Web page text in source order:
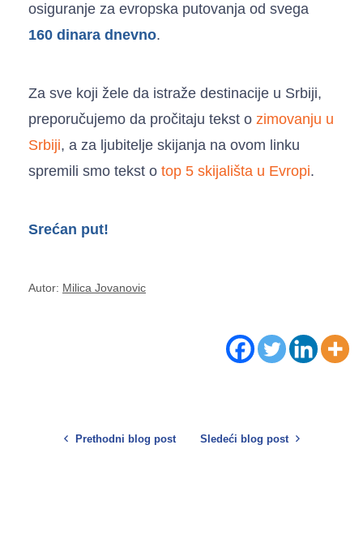
osiguranje za evropska putovanja od svega
160 dinara dnevno.
Za sve koji žele da istraže destinacije u Srbiji,
preporučujemo da pročitaju tekst o zimovanju u
Srbiji, a za ljubitelje skijanja na ovom linku
spremili smo tekst o top 5 skijališta u Evropi.
Srećan put!
Autor: Milica Jovanovic
Prethodni blog post Sledeći blog post